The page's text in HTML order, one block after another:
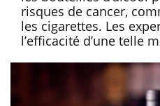
risques de cancer,
les cigarettes. Les
l’efficacité d’une telle